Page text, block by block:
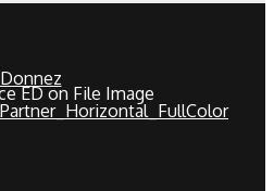
Donnez